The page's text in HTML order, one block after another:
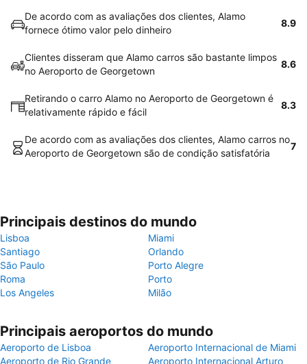
De acordo com as avaliações dos clientes, Alamo
fornece ótimo valor pelo dinheiro
8.9
Clientes disseram que Alamo carros são bastante limpos
no Aeroporto de Georgetown
8.6
Retirando o carro Alamo no Aeroporto de Georgetown é
relativamente rápido e fácil
8.3
De acordo com as avaliações dos clientes, Alamo carros no
Aeroporto de Georgetown são de condição satisfatória
7
Principais destinos do mundo
Lisboa
Miami
Santiago
Orlando
São Paulo
Porto Alegre
Roma
Porto
Los Angeles
Milão
Principais aeroportos do mundo
Aeroporto de Lisboa
Aeroporto Internacional de Miami
Aeroporto de Rio Grande
Aeroporto Internacional Arturo